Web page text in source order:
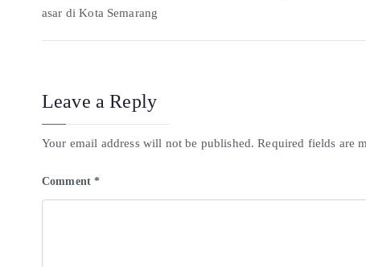
asar di Kota Semarang
Leave a Reply
Your email address will not be published. Required fields are
Comment*